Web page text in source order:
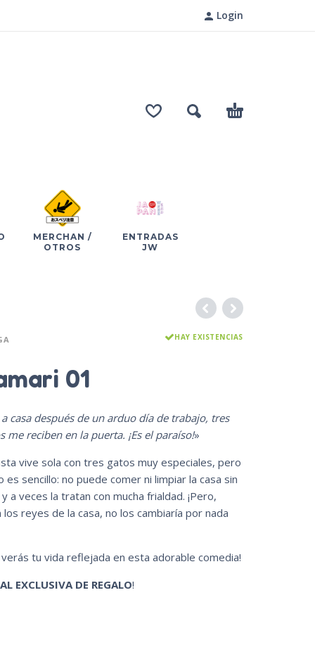
Login
MERCHAN /
OTROS
ENTRADAS
JW
HAY EXISTENCIAS
01
casa después de un arduo día de trabajo, tres
me reciben en la puerta. ¡Es el paraíso!»
vive sola con tres gatos muy especiales, pero
es sencillo: no puede comer ni limpiar la casa sin
a veces la tratan con mucha frialdad. ¡Pero,
los reyes de la casa, no los cambiaría por nada
verás tu vida reflejada en esta adorable comedia!
EXCLUSIVA DE REGALO!